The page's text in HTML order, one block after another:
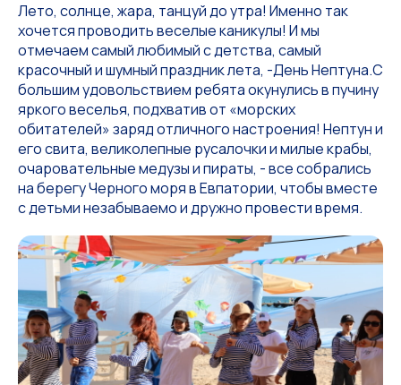
Лето, солнце, жара, танцуй до утра! Именно так
хочется проводить веселые каникулы! И мы
отмечаем самый любимый с детства, самый
красочный и шумный праздник лета, -День Нептуна.С
большим удовольствием ребята окунулись в пучину
яркого веселья, подхватив от «морских
обитателей» заряд отличного настроения! Нептун и
его свита, великолепные русалочки и милые крабы,
очаровательные медузы и пираты, - все собрались
на берегу Черного моря в Евпатории, чтобы вместе
с детьми незабываемо и дружно провести время.